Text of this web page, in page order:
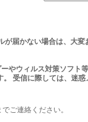
届かない場合は、大変
やウィルス対策ソフト
受信に際しては、迷
ご連絡ください。